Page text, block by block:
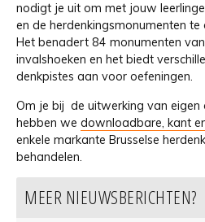
nodigt je uit om met jouw
en de herdenkingsmonumenten te
Het benadert 84 monumenten
invalshoeken en het biedt
denkpistes aan voor oefeningen.
Om je bij de uitwerking van eigen
hebben we downloadbare, kant
enkele markante Brusselse
behandelen.
MEER NIEUWSBERICHTEN?